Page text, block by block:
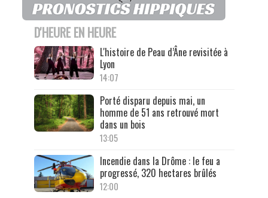
D'HEURE EN HEURE
L'histoire de Peau d’Âne revisitée à
Lyon
14:07
Porté disparu depuis mai, un
homme de 51 ans retrouvé mort
dans un bois
13:05
Incendie dans la Drôme : le feu a
progressé, 320 hectares brûlés
12:00